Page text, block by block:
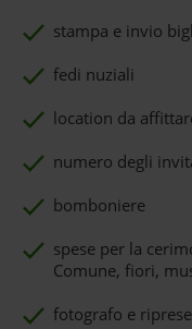
stampa e invio
fedi nuziali
location da
numero degli
bomboniere
spese per la
Comune, fiori,
fotografo e